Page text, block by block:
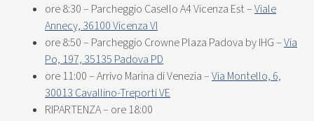
ore 8:30 – Parcheggio Casello A4 Vicenza Est –Viale
Annecy, 36100 Vicenza VI
ore 8:50 – Parcheggio Crowne Plaza Padova by IHG –Via
Po, 197, 35135 Padova PD
ore 11:00 – Arrivo Marina di Venezia –Via Montello, 6,
30013 Cavallino-Treporti VE
RIPARTENZA – ore 18:00